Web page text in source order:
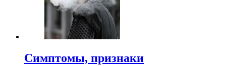
Симптомы, признаки